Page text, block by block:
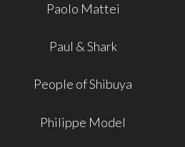
Paolo Mattei
Paul & Shark
People of Shibuya
Philippe Model